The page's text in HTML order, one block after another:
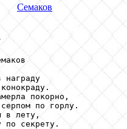
Семаков
награду
покорно,
по горлу.
в лету,
по секрету.